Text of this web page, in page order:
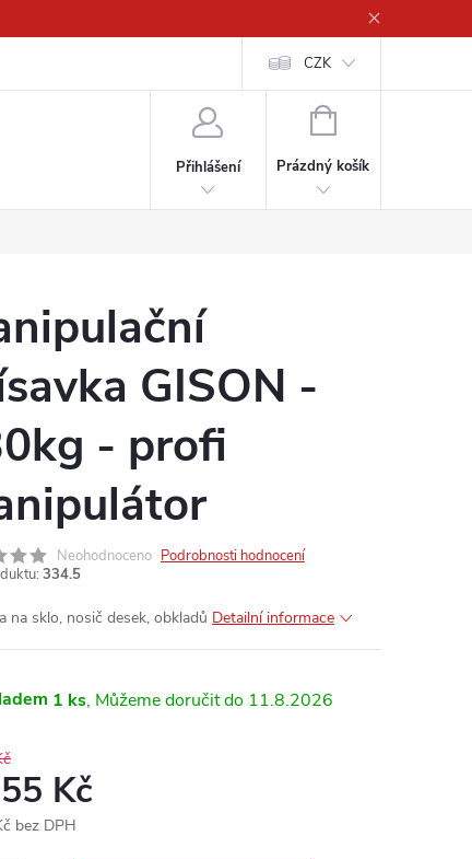
CZK
Přihlášení
NÁKUPNÍ
Prázdný košík
GISON -
- profi
Neohodnoceno Podrobnosti hodnocení
334.5
na sklo, nosič desek, obkladů Detailní informace
1 ks 11.8.2026
Kč
bez DPH